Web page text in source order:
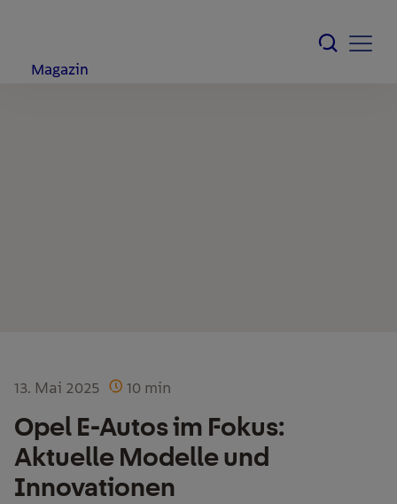
Magazin
13. Mai 2025 10 min
Opel E-Autos im Fokus:
Aktuelle Modelle und
Innovationen